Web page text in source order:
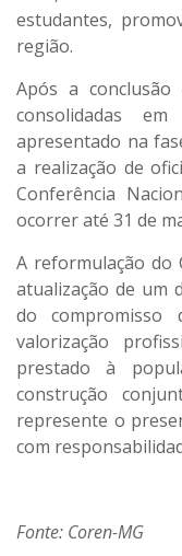
estudantes,
região.
Após a
consolidadas
apresentado na
a realização de
Conferência
ocorrer até 31 de
A reformulação do
atualização de um
do compromisso
valorização
prestado à
construção
represente o
com
Fonte: Coren-MG